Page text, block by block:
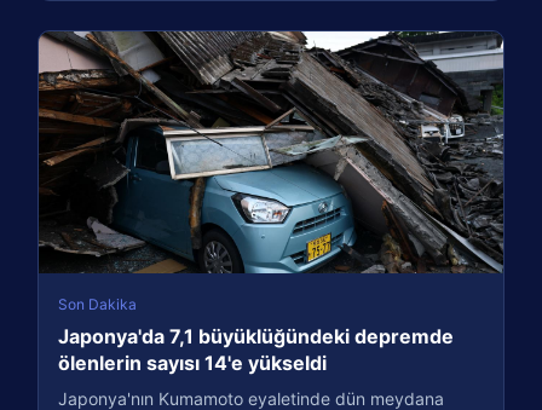
Son Dakika
Japonya'da 7,1 büyüklüğündeki depremde
ölenlerin sayısı 14'e yükseldi
Japonya'nın Kumamoto eyaletinde dün meydana